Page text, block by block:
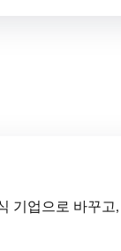
기업으로 바꾸고